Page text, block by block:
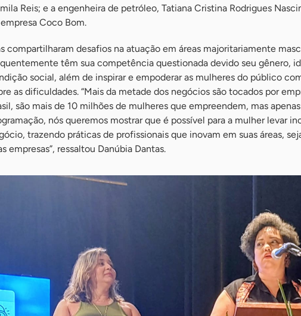
Reis; e a engenheira de petróleo, Tatiana Cristina Rodrigues
Coco Bom.
compartilharam desafios na atuação em áreas majoritariamente
têm sua competência questionada devido seu gênero,
social, além de inspirar e empoderar as mulheres do público
as dificuldades. “Mais da metade dos negócios são tocados por
são mais de 10 milhões de mulheres que empreendem, mas
nós queremos mostrar que é possível para a mulher levar
trazendo práticas de profissionais que inovam em suas áreas,
empresas”, ressaltou Danúbia Dantas.